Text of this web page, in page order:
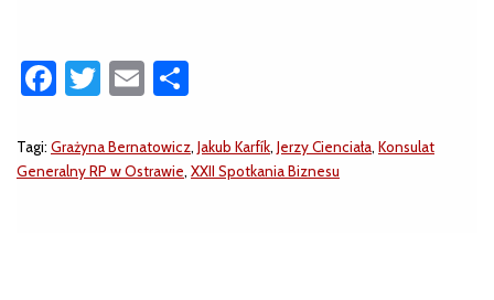
Facebook
Twitter
Email
Tagi: Grażyna Bernatowicz, Jakub Karfík, Jerzy Cienciała, Konsulat
Generalny RP w Ostrawie, XXII Spotkania Biznesu